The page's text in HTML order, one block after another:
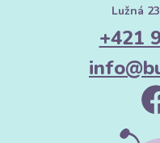
Lužná
+421